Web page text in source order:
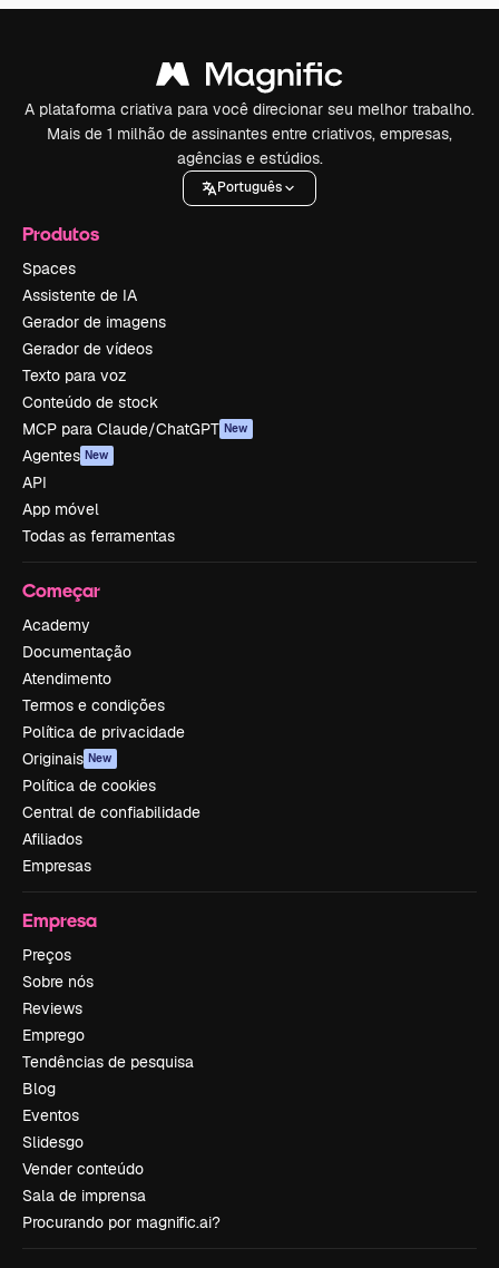
A plataforma criativa para você direcionar seu melhor trabalho.
Mais de 1 milhão de assinantes entre criativos, empresas,
agências e estúdios.
Português
Produtos
Spaces
Assistente de IA
Gerador de imagens
Gerador de vídeos
Texto para voz
Conteúdo de stock
MCP para Claude/ChatGPT New
Agentes New
API
App móvel
Todas as ferramentas
Começar
Academy
Documentação
Atendimento
Termos e condições
Política de privacidade
Originais New
Política de cookies
Central de confiabilidade
Afiliados
Empresas
Empresa
Preços
Sobre nós
Reviews
Emprego
Tendências de pesquisa
Blog
Eventos
Slidesgo
Vender conteúdo
Sala de imprensa
Procurando por magnific.ai?